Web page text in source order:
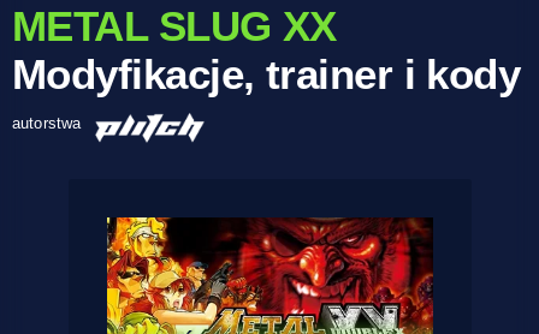
METAL SLUG XX
Modyfikacje, trainer i kody
autorstwa